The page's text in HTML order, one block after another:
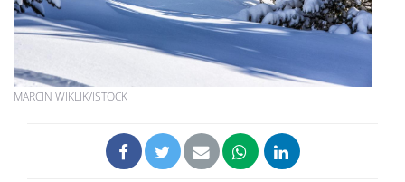
MARCIN WIKLIK/ISTOCK